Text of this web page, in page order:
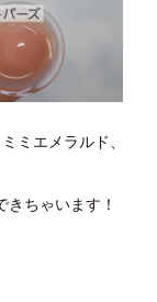
ミエメラルド、
ちゃいます！